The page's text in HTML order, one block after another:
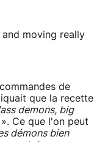
and moving really
de
que la recette
demons, big
Ce que l'on peut
démons bien